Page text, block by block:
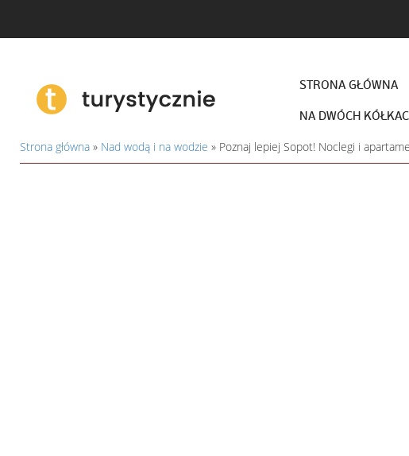
STRONA GŁÓWNA
NA DWÓCH
Strona główna» Nad wodą i na wodzie » Poznaj lepiej Sopot! Noclegi i